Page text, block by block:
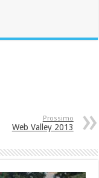
Prossimo
Web Valley 2013